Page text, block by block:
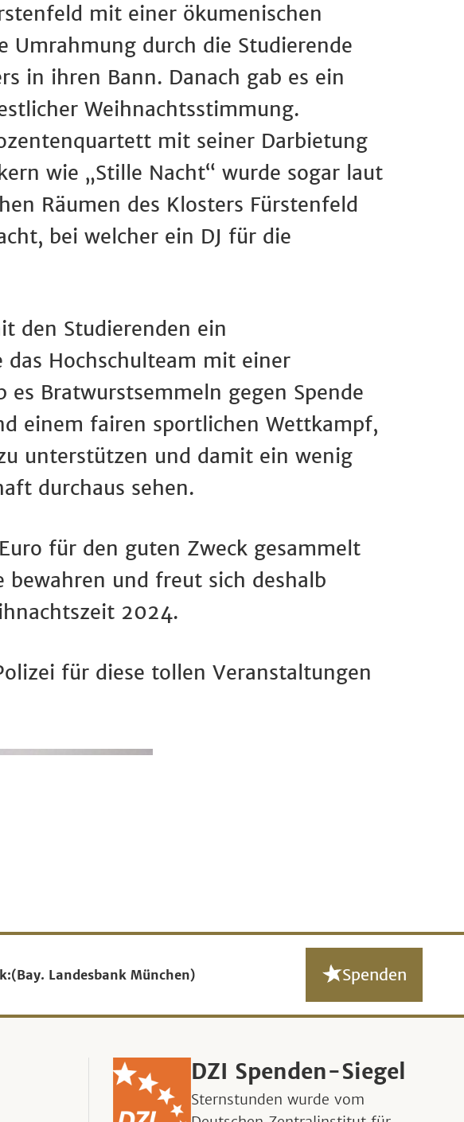
mit einer ökumenischen
Umrahmung durch die Studierende
in ihren Bann. Danach gab es ein
Weihnachtsstimmung.
mit seiner Darbietung
wie „Stille Nacht“ wurde sogar laut
Räumen des Klosters Fürstenfeld
bei welcher ein DJ für die
den Studierenden ein
Hochschulteam mit einer
Bratwurstsemmeln gegen Spende
einem fairen sportlichen Wettkampf,
unterstützen und damit ein wenig
durchaus sehen.
für den guten Zweck gesammelt
bewahren und freut sich deshalb
2024.
für diese tollen Veranstaltungen
(Bay. Landesbank München) Spenden
DZI Spenden-Siegel
Sternstunden wurde vom